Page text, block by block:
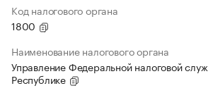
Код налогового органа
1800
Наименование налогового органа
Управление Федеральной налоговой
Республике